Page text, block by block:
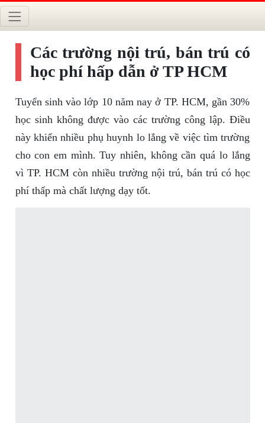
Các trường nội trú, bán trú có
học phí hấp dẫn ở TP HCM
Tuyển sinh vào lớp 10 năm nay ở TP. HCM, gần 30%
học sinh không được vào các trường công lập. Điều
này khiến nhiều phụ huynh lo lắng về việc tìm trường
cho con em mình. Tuy nhiên, không cần quá lo lắng
vì TP. HCM còn nhiều trường nội trú, bán trú có học
phí thấp mà chất lượng dạy tốt.